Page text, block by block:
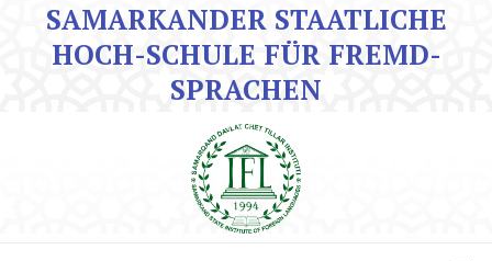
SAMARKANDER STAATLICHE
HOCH-SCHULE FÜR FREMD-
SPRACHEN